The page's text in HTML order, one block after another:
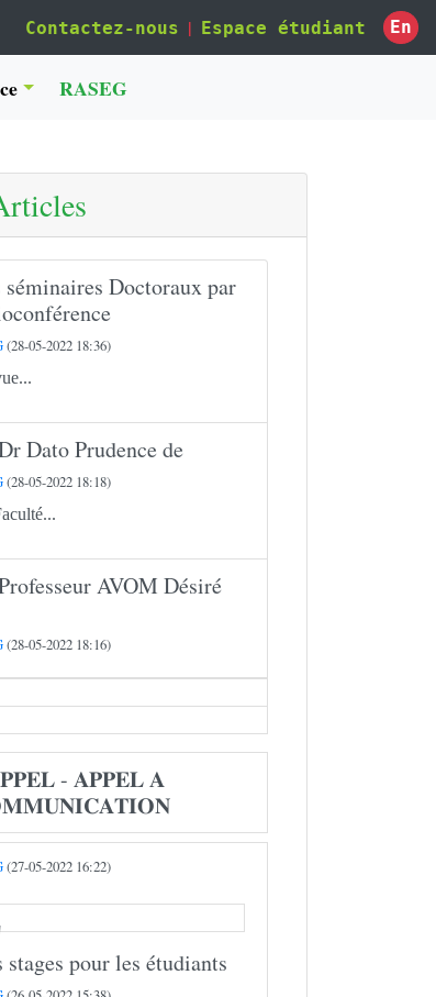
Contactez-nous | Espace étudiant En
RASEG
séminaires Doctoraux par
(28-05-2022 18:36)
Dato Prudence de
(28-05-2022 18:18)
AVOM Désiré
(28-05-2022 18:16)
- 𝐀𝐏𝐏𝐄𝐋 𝐀
(27-05-2022 16:22)
stages pour les étudiants